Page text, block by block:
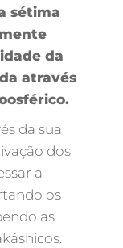
sétima
da
através
da sua
dos
a
os
as